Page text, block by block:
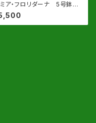
ア・フロリダーナ 5号鉢
等品】